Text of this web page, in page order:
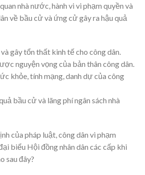
nhà nước, hành vi vi phạm quyền và
về bầu cử và ứng cử gây ra hậu quả
gây tổn thất kinh tế cho công dân.
nguyện vọng của bản thân công dân.
khỏe, tính mạng, danh dự của công
bầu cử và lãng phí ngân sách nhà
của pháp luật, công dân vi phạm
biểu Hội đồng nhân dân các cấp khi
sau đây?